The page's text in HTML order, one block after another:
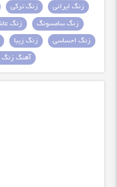
زنگ ایرانی
زنگ ترکی
زنگ سامسونگ
زنگ
زنگ احساسی
زنگ زیبا
آهنگ زنگ